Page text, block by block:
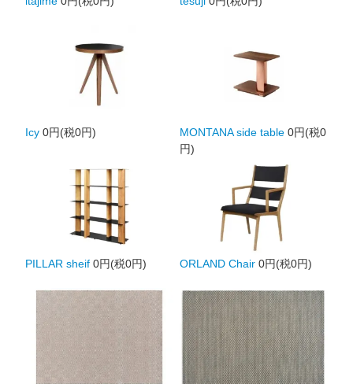
Icy 0円(税0円) MONTANA side table 0円(税0
円)
PILLAR sheif 0円(税0円) ORLAND Chair 0円(税0円)